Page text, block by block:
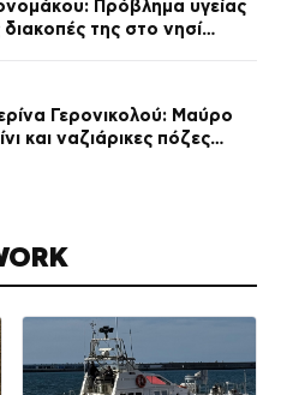
Πρόβλημα υγείας
διακοπές της στο νησί
Γερονικολού: Μαύρο
και ναζιάρικες πόζες